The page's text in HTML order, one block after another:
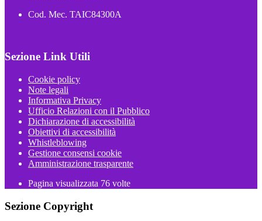
Cod. Mec. TAIC84300A
Sezione Link Utili
Cookie policy
Note legali
Informativa Privacy
Ufficio Relazioni con il Pubblico
Dichiarazione di accessibilità
Obiettivi di accessibilità
Whistleblowing
Gestione consensi cookie
Amministrazione trasparente
Pagina visualizzata 76 volte
Sezione Copyright